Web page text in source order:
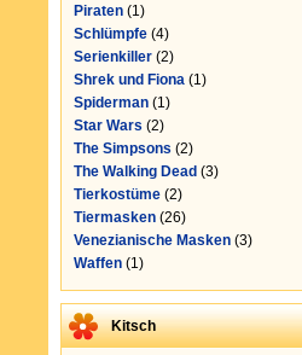
Piraten (1)
Schlümpfe (4)
Serienkiller (2)
Shrek und Fiona (1)
Spiderman (1)
Star Wars (2)
The Simpsons (2)
The Walking Dead (3)
Tierkostüme (2)
Tiermasken (26)
Venezianische Masken (3)
Waffen (1)
Kitsch